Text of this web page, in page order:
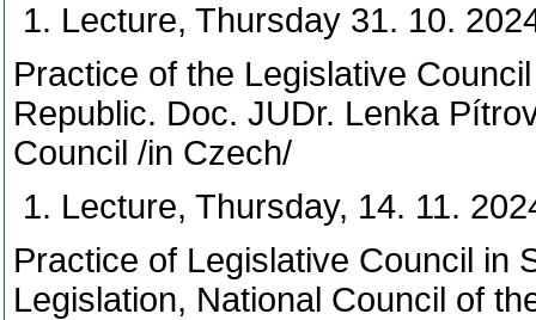
Lecture, Thursday 31. 10.
Practice of the Legislative
Republic. Doc. JUDr. Lenka
Council /in Czech/
Lecture, Thursday, 14. 11.
Practice of Legislative Council in
Legislation, National Council of